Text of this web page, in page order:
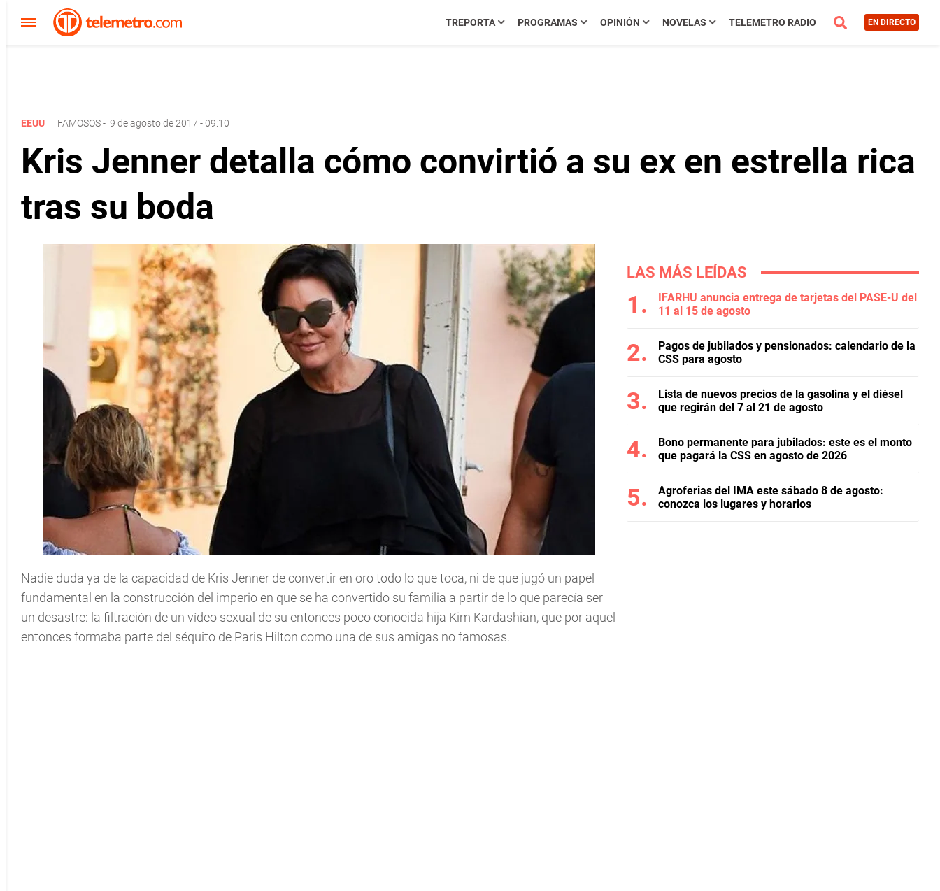
TREPORTA PROGRAMAS OPINIÓN NOVELAS TELEMETRO RADIO EN DIRECTO
EEUU FAMOSOS- 9 de agosto de 2017 - 09:10
Kris Jenner detalla cómo convirtió a su ex en estrella rica
tras su boda
Nadie duda ya de la capacidad de Kris Jenner de convertir en oro todo lo que toca, ni de que jugó un papel
fundamental en la construcción del imperio en que se ha convertido su familia a partir de lo que parecía ser
un desastre: la filtración de un vídeo sexual de su entonces poco conocida hija Kim Kardashian, que por aquel
entonces formaba parte del séquito de Paris Hilton como una de sus amigas no famosas.
LAS MÁS LEÍDAS
IFARHU anuncia entrega de tarjetas del PASE-U del
11 al 15 de agosto
Pagos de jubilados y pensionados: calendario de la
CSS para agosto
Lista de nuevos precios de la gasolina y el diésel
que regirán del 7 al 21 de agosto
Bono permanente para jubilados: este es el monto
que pagará la CSS en agosto de 2026
Agroferias del IMA este sábado 8 de agosto:
conozca los lugares y horarios